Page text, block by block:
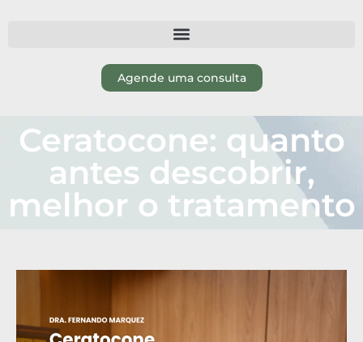
Agende uma consulta
Ceratocone: quanto
antes descobrir,
melhor o tratamento